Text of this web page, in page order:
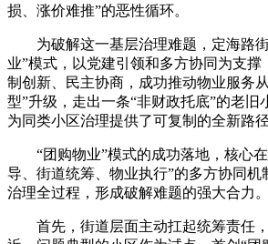
损、涨价难推”的恶性循环。
为破解这一基层治理难题，定海路街
业”模式，以党建引领和多方协同为支撑
制创新、民主协商，成功推动物业服务
型”升级，走出一条“非财政托底”的老旧
为同类小区治理提供了可复制的全新路径
“团购物业”模式的成功落地，核心在
导、街道统筹、物业执行”的多方协同机
治理全过程，形成破解难题的强大合力。
首先，街道层面主动扛起统筹责任，